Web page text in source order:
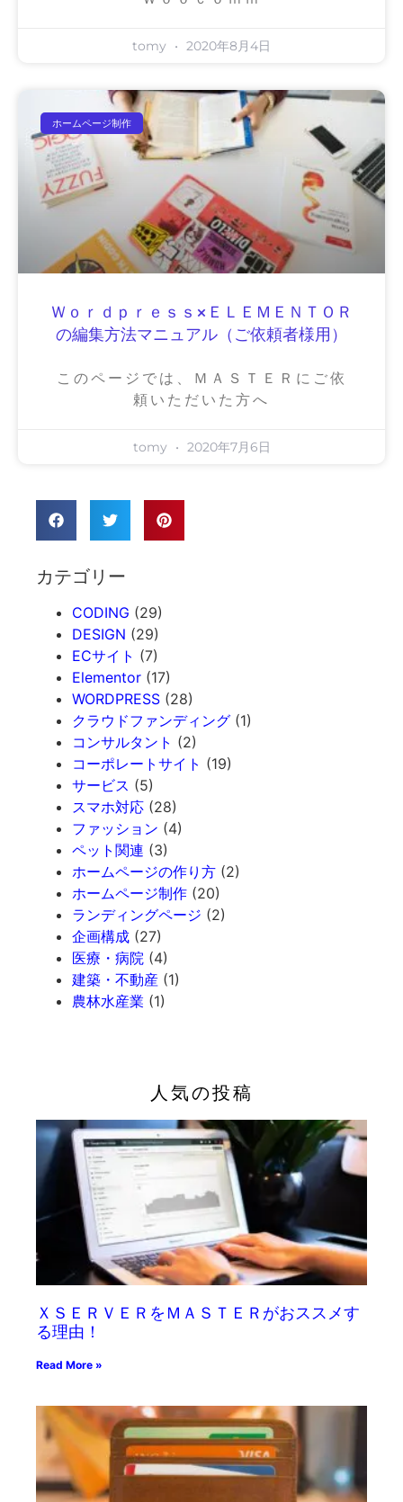
tomy 2020年8月4日
ホームページ制作
Ｗｏｒｄｐｒｅｓｓ×ＥＬＥＭＥＮＴＯＲ
の編集方法マニュアル（ご依頼者様用）
このページでは、ＭＡＳＴＥＲにご依
頼いただいた方へ
tomy 2020年7月6日
カテゴリー
CODING (29)
DESIGN (29)
ECサイト (7)
Elementor (17)
WORDPRESS (28)
クラウドファンディング (1)
コンサルタント (2)
コーポレートサイト (19)
サービス (5)
スマホ対応 (28)
ファッション (4)
ペット関連 (3)
ホームページの作り方 (2)
ホームページ制作 (20)
ランディングページ (2)
企画構成 (27)
医療・病院 (4)
建築・不動産 (1)
農林水産業 (1)
人気の投稿
ＸＳＥＲＶＥＲをＭＡＳＴＥＲがおススメす
る理由！
Read More »